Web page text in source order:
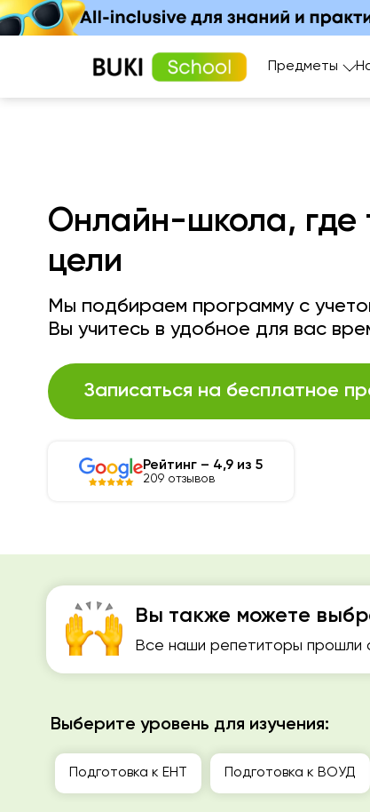
Предметы
Вы также можете
Все наши репетиторы прошли
Выберите уровень для изучения:
Подготовка к ЕНТ Подготовка к ВОУД
Онлайн-школа, где
цели
Мы подбираем программу с
Вы учитесь в удобное для вас
Записаться на бесплатное
Рейтинг – 4,9 из 5
209 отзывов